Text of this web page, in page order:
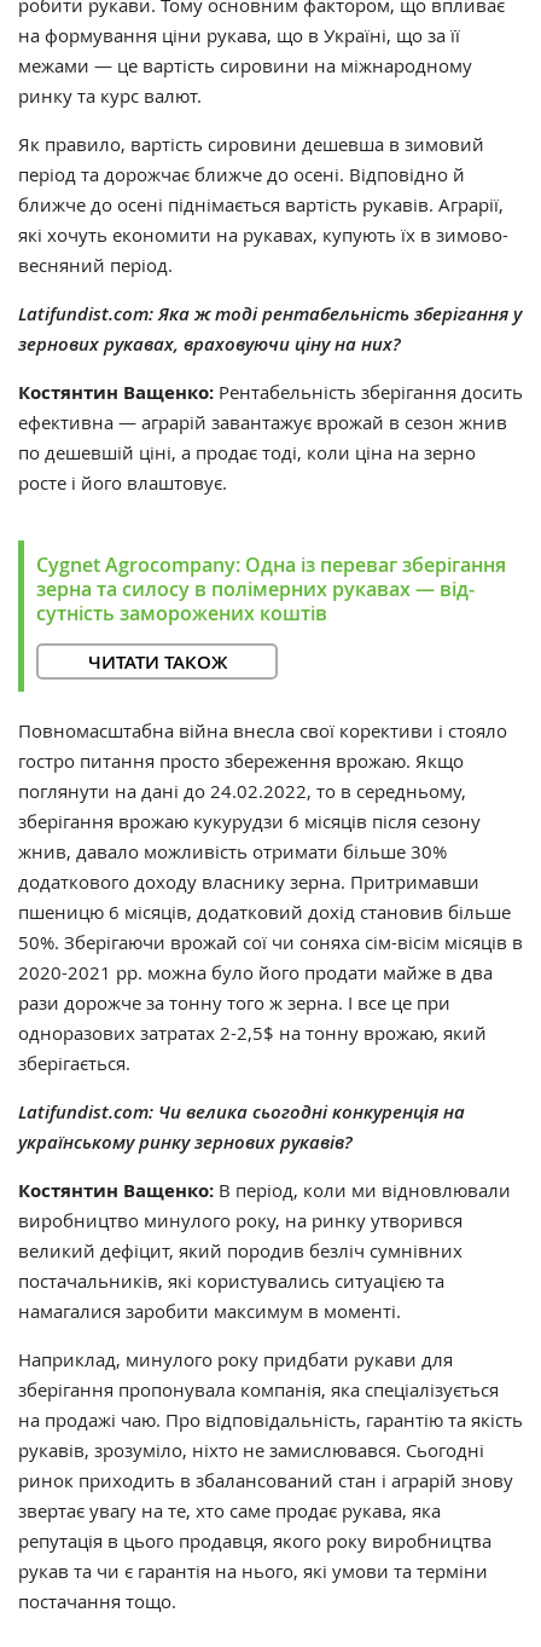
на формування ціни рукава, що в Україні, що за її
межами — це вартість сировини на міжнародному
ринку та курс валют.
Як правило, вартість сировини дешевша в зимовий
період та дорожчає ближче до осені. Відповідно й
ближче до осені піднімається вартість рукавів. Аграрії,
які хочуть економити на рукавах, купують їх в зимово-
весняний період.
Latifundist.com: Яка ж тоді рентабельність зберігання у
зернових рукавах, враховуючи ціну на них?
Костянтин Ващенко: Рентабельність зберігання досить
ефективна — аграрій завантажує врожай в сезон жнив
по дешевшій ціні, а продає тоді, коли ціна на зерно
росте і його влаштовує.
Cygnet Agrocompany: Одна із переваг зберігання
зерна та силосу в полімерних рукавах — від­
сутність за­моро­жених кош­тів
ЧИТАТИ ТАКОЖ
Повномасштабна війна внесла свої корективи і стояло
гостро питання просто збереження врожаю. Якщо
поглянути на дані до 24.02.2022, то в середньому,
зберігання врожаю кукурудзи 6 місяців після сезону
жнив, давало можливість отримати більше 30%
додаткового доходу власнику зерна. Притримавши
пшеницю 6 місяців, додатковий дохід становив більше
50%. Зберігаючи врожай сої чи соняха сім-вісім місяців в
2020-2021 рр. можна було його продати майже в два
рази дорожче за тонну того ж зерна. І все це при
одноразових затратах 2-2,5$ на тонну врожаю, який
зберігається.
Latifundist.com: Чи велика сьогодні конкуренція на
українському ринку зернових рукавів?
Костянтин Ващенко: В період, коли ми відновлювали
виробництво минулого року, на ринку утворився
великий дефіцит, який породив безліч сумнівних
постачальників, які користувались ситуацією та
намагалися заробити максимум в моменті.
Наприклад, минулого року придбати рукави для
зберігання пропонувала компанія, яка спеціалізується
на продажі чаю. Про відповідальність, гарантію та якість
рукавів, зрозуміло, ніхто не замислювався. Сьогодні
ринок приходить в збалансований стан і аграрій знову
звертає увагу на те, хто саме продає рукава, яка
репутація в цього продавця, якого року виробництва
рукав та чи є гарантія на нього, які умови та терміни
постачання тощо.